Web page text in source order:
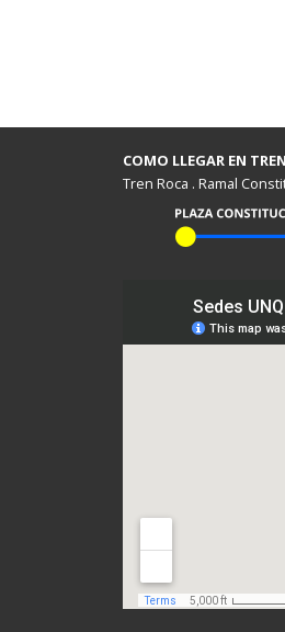
COMO LLEGAR EN TREN
Tren Roca . Ramal